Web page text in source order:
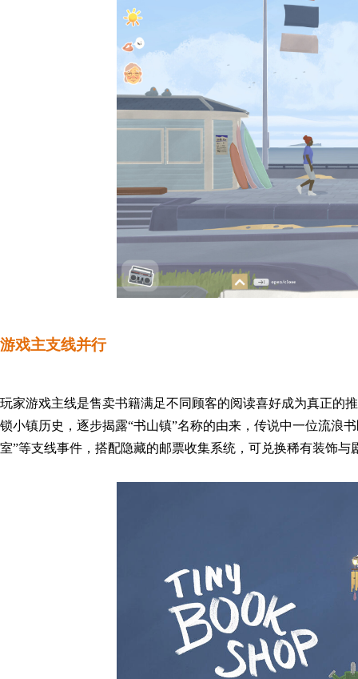
游戏主支线并行
玩家游戏主线是售卖书籍满足不同顾客的阅读喜好成为真正的
锁小镇历史，逐步揭露“书山镇”名称的由来 ， 传说中一位流浪
室”等支线事件，搭配隐藏的邮票收集系统，可兑换稀有装饰与